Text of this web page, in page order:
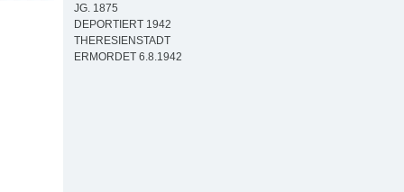
JG. 1875
DEPORTIERT 1942
THERESIENSTADT
ERMORDET 6.8.1942